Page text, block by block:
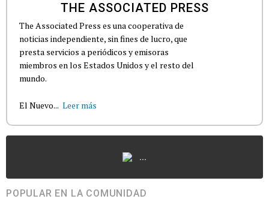
THE ASSOCIATED PRESS
The Associated Press es una cooperativa de
noticias independiente, sin fines de lucro, que
presta servicios a periódicos y emisoras
miembros en los Estados Unidos y el resto del
mundo.
El Nuevo... Leer más
...
POPULAR EN LA COMUNIDAD